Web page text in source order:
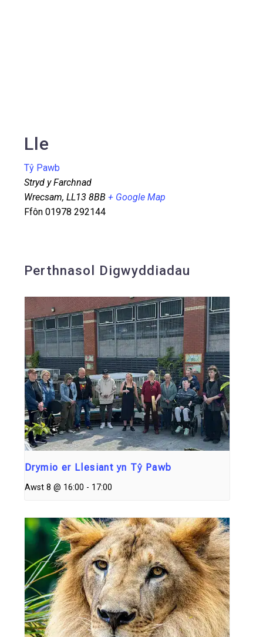
Lle
Tŷ Pawb
Stryd y Farchnad
Wrecsam, LL13 8BB + Google Map
Ffôn 01978 292144
Perthnasol Digwyddiadau
Drymio er Llesiant yn Tŷ Pawb
Awst 8 @ 16:00 - 17:00